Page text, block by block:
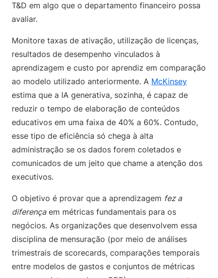
T&D em algo que o departamento financeiro possa
avaliar.
Monitore taxas de ativação, utilização de licenças,
resultados de desempenho vinculados à
aprendizagem e custo por aprendiz em comparação
ao modelo utilizado anteriormente. A McKinsey
estima que a IA generativa, sozinha, é capaz de
reduzir o tempo de elaboração de conteúdos
educativos em uma faixa de 40% a 60%. Contudo,
esse tipo de eficiência só chega à alta
administração se os dados forem coletados e
comunicados de um jeito que chame a atenção dos
executivos.
O objetivo é provar que a aprendizagem fez a
diferençaem métricas fundamentais para os
negócios. As organizações que desenvolvem essa
disciplina de mensuração (por meio de análises
trimestrais de scorecards, comparações temporais
entre modelos de gastos e conjuntos de métricas